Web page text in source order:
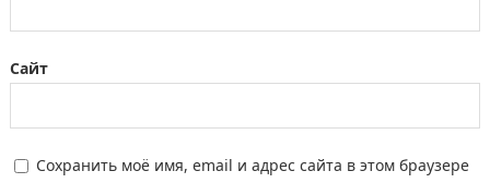
Сайт
Сохранить моё имя, email и адрес сайта в этом браузере